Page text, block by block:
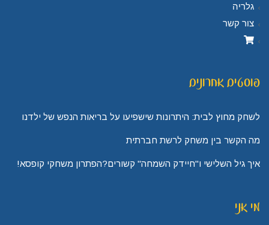
גלריה
צור קשר
פוסטים אחרונים
לשחק מחוץ לבית: היתרונות שישפיעו על בריאות הנפש של ילדנו
מה הקשר בין משחק לרשת חברתית
איך גיל השלישי ו"חיידק השמחה" קשורים?הפתרון משחקי קופסא!
מי אני